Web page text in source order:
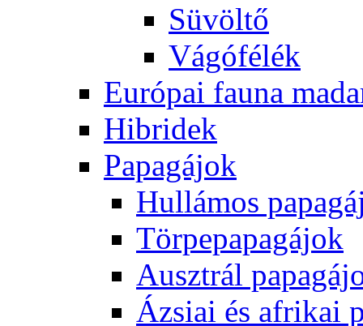
Süvöltő
Vágófélék
Európai fauna
Hibridek
Papagájok
Hullámos
Törpepapagájok
Ausztrál
Ázsiai és afrikai